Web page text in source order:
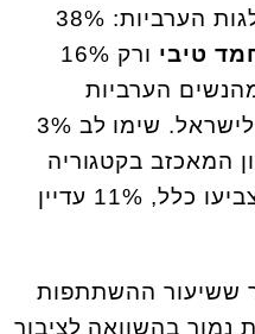
המועדפת מבין שתי המפלגות הערביות: 38%
טיבי
ורק 16%
המשותפת. 6% מהנשים הערביות
מצהירות כי יצביעו לחוסן לישראל. שימו לב 3%
המאכזב בקטגוריה
הזו: 17% מהערביות לא יצביעו כלל, 11% עדיין
ששיעור ההשתתפות
נמוך בהשוואה לציבור